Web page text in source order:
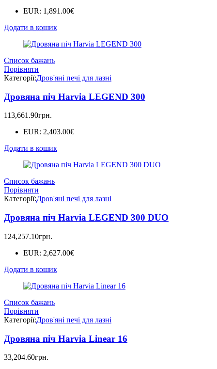
EUR: 1,891.00€
Додати в кошик
Список бажань
Порівняти
Категорії:Дров'яні печі для лазні
Дровяна піч Harvia LEGEND 300
113,661.90грн.
EUR: 2,403.00€
Додати в кошик
Список бажань
Порівняти
Категорії:Дров'яні печі для лазні
Дровяна піч Harvia LEGEND 300 DUO
124,257.10грн.
EUR: 2,627.00€
Додати в кошик
Список бажань
Порівняти
Категорії:Дров'яні печі для лазні
Дровяна піч Harvia Linear 16
33,204.60грн.